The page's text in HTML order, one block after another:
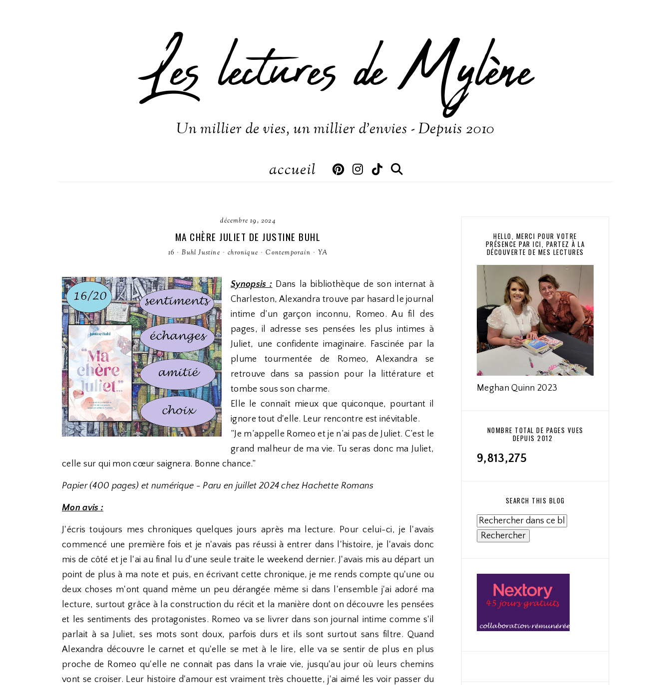
Les lectures de Mylène
Un millier de vies, un millier d'envies - Depuis 2010
accueil
décembre 19, 2024
MA CHÈRE JULIET DE JUSTINE BUHL
16 · Buhl Justine · chronique · Contemporain · YA
Synopsis : Dans la bibliothèque de son internat à
Charleston, Alexandra trouve par hasard le journal
intime d’un garçon inconnu, Romeo. Au fil des
pages, il adresse ses pensées les plus intimes à
Juliet, une confidente imaginaire. Fascinée par la
plume tourmentée de Romeo, Alexandra se
retrouve dans sa passion pour la littérature et
tombe sous son charme.
Elle le connaît mieux que quiconque, pourtant il
ignore tout d'elle. Leur rencontre est inévitable.
”Je m’appelle Romeo et je n’ai pas de Juliet. C’est le
grand malheur de ma vie. Tu seras donc ma Juliet,
celle sur qui mon cœur saignera. Bonne chance.”
Papier (400 pages) et numérique - Paru en juillet 2024 chez Hachette Romans
Mon avis :
J'écris toujours mes chroniques quelques jours après ma lecture. Pour celui-ci, je l'avais
commencé une première fois et je n'avais pas réussi à entrer dans l'histoire, je l'avais donc
mis de côté et je l'ai au final lu d'une seule traite le weekend dernier. J'avais mis au départ un
point de plus à ma note et puis, en écrivant cette chronique, je me rends compte qu'une ou
deux choses m'ont quand même un peu dérangée même si dans l'ensemble j'ai adoré ma
lecture, surtout grâce à la construction du récit et la manière dont on découvre les pensées
et les sentiments des protagonistes. Romeo va se livrer dans son journal intime comme s'il
parlait à sa Juliet, ses mots sont doux, parfois durs et ils sont surtout sans filtre. Quand
Alexandra découvre le carnet et qu'elle se met à le lire, elle va se sentir de plus en plus
proche de Romeo qu'elle ne connait pas dans la vraie vie, jusqu'au jour où leurs chemins
vont se croiser. Leur histoire d'amour est vraiment très chouette, j'ai aimé les voir passer du
HELLO, MERCI POUR VOTRE
PRÉSENCE PAR ICI, PARTEZ À LA
DÉCOUVERTE DE MES LECTURES
Meghan Quinn 2023
NOMBRE TOTAL DE PAGES VUES
DEPUIS 2012
9,813,275
SEARCH THIS BLOG